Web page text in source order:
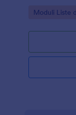
raccolta dati
Go to
Moduli Liste